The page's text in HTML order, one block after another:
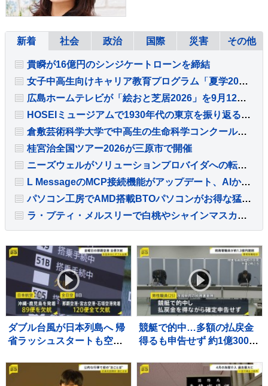
新着 社会 政治 国際 災害 その他
貴瞬が16億円のシンジケートローンを締結
女子中高生向けキャリア教育プログラム「夏学2026」にブレインパッドが参加
広島ホームテレビが「絵おと芝居2026」を9月12日に開催
HOSEIミュージアムで1930年代の東京を振り返る特別展示を開催
倉敷芸術科学大学で中高生の生命科学コンクール開催
桂宮治全国ツアー2026が三原市で開催
ニーズウェルがソリューションプロバイダへの転換を加速、DX需要に応える高付加価値領域を拡充
L MessageのMCP接続機能がアップデート、AIから操作可能な設定項目を拡充
パソコン工房でAMD搭載BTOパソコンがお得な猛進！怒涛のAMD祭が開催中
ラ・プティ・メルスリーで白桃やシャインマスカットを堪能する期間限定ケーキが登場
ダブル台風が日本列島へ 帰
省ラッシュスタートも空の
「持病の薬」「血圧測定
器」を避難所に持ち込む高
競艇で的中…多額の払戻金
得るも申告せず 約1億3000
戒免職 過去には納税者から
約1億5000万円受け取り